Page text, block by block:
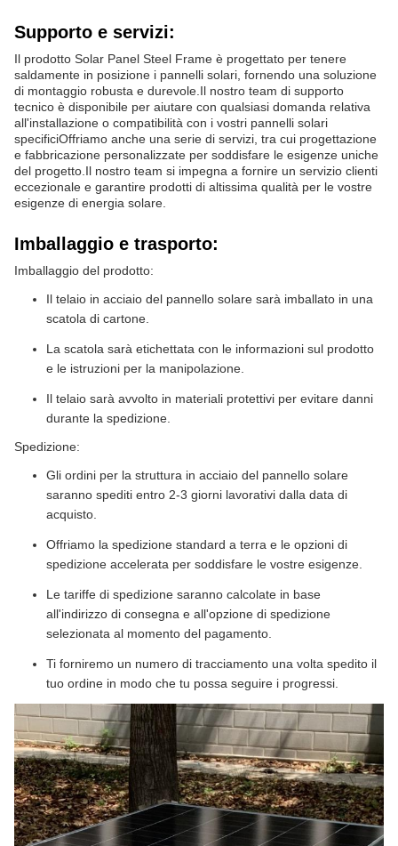
Supporto e servizi:
Il prodotto Solar Panel Steel Frame è progettato per tenere
saldamente in posizione i pannelli solari, fornendo una soluzione
di montaggio robusta e durevole.Il nostro team di supporto
tecnico è disponibile per aiutare con qualsiasi domanda relativa
all'installazione o compatibilità con i vostri pannelli solari
specificiOffriamo anche una serie di servizi, tra cui progettazione
e fabbricazione personalizzate per soddisfare le esigenze uniche
del progetto.Il nostro team si impegna a fornire un servizio clienti
eccezionale e garantire prodotti di altissima qualità per le vostre
esigenze di energia solare.
Imballaggio e trasporto:
Imballaggio del prodotto:
Il telaio in acciaio del pannello solare sarà imballato in una
scatola di cartone.
La scatola sarà etichettata con le informazioni sul prodotto
e le istruzioni per la manipolazione.
Il telaio sarà avvolto in materiali protettivi per evitare danni
durante la spedizione.
Spedizione:
Gli ordini per la struttura in acciaio del pannello solare
saranno spediti entro 2-3 giorni lavorativi dalla data di
acquisto.
Offriamo la spedizione standard a terra e le opzioni di
spedizione accelerata per soddisfare le vostre esigenze.
Le tariffe di spedizione saranno calcolate in base
all'indirizzo di consegna e all'opzione di spedizione
selezionata al momento del pagamento.
Ti forniremo un numero di tracciamento una volta spedito il
tuo ordine in modo che tu possa seguire i progressi.